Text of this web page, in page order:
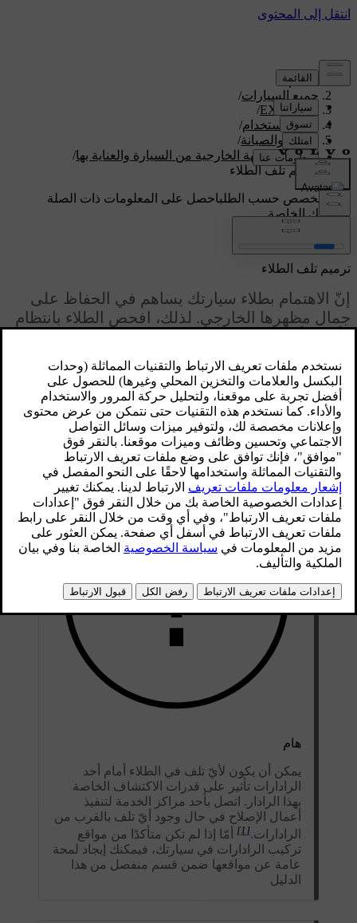
الدعم/
جميع السيارات/
EX90 2026
/
دليل الاستخدام/
العناية والصيانة/
تنظيف الجهة الخارجية من السيارة والعناية بها/
ترميم تلف الطلاء
دعم مخصص حسب الطلباحصل على المعلومات ذات الصلة
بسيارتك الخاصة.
تسجيل الدخول
محدّث ٢٥‏/٠٤‏/٢٠٢٤
ترميم تلف الطلاء
إنّ الاهتمام بطلاء سيارتك يساهم في الحفاظ على
جمال مظهرها الخارجي. لذلك، افحص الطلاء بانتظام
المشاكل.
إنّ أكثر الأسباب شيوعًا لاحتمال حصول التلف تشمل آثار ارتطام
الحجارة والخدوش وظهور العلامات على طول حواف الأبواب أو
المصدّات.
هام
يمكن أن يكون لأيّ تلف في الطلاء أمام أحد
الرادارات تأثير على قدرات الاكتشاف الخاصة
بهذا الرادار. اتصل بأحد مراكز الخدمة لتنفيذ
أعمال الإصلاح في حال وجود أيّ تلف بالقرب من
الرادارات.[1]
أمّا إذا لم تكن متأكدًا من مواقع
تركيب الرادارات في سيارتك، فيمكنك إيجاد لمحة
عامة عن مواقعها ضمن قسم منفصل من هذا
الدليل